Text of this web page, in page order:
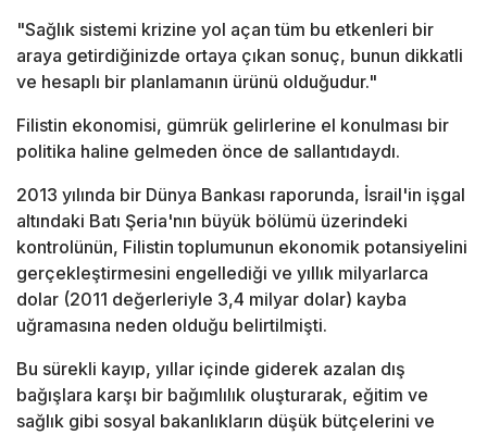
"Sağlık sistemi krizine yol açan tüm bu etkenleri bir
araya getirdiğinizde ortaya çıkan sonuç, bunun dikkatli
ve hesaplı bir planlamanın ürünü olduğudur."
Filistin ekonomisi, gümrük gelirlerine el konulması bir
politika haline gelmeden önce de sallantıdaydı.
2013 yılında bir Dünya Bankası raporunda, İsrail'in işgal
altındaki Batı Şeria'nın büyük bölümü üzerindeki
kontrolünün, Filistin toplumunun ekonomik potansiyelini
gerçekleştirmesini engellediği ve yıllık milyarlarca
dolar (2011 değerleriyle 3,4 milyar dolar) kayba
uğramasına neden olduğu belirtilmişti.
Bu sürekli kayıp, yıllar içinde giderek azalan dış
bağışlara karşı bir bağımlılık oluşturarak, eğitim ve
sağlık gibi sosyal bakanlıkların düşük bütçelerini ve